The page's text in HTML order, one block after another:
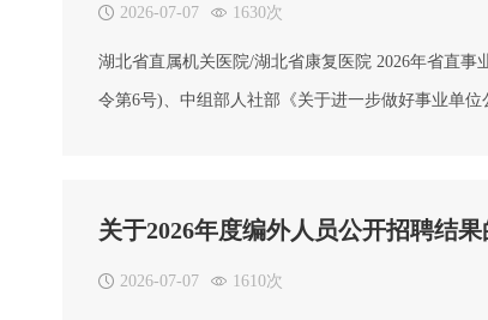
2026-07-07 1630次
湖北省直属机关医院/湖北省康复医院 2026年省直
令第6号)、中组部人社部《关于进一步做好事业单
关于2026年度编外人员公开招聘结
2026-07-07 1610次